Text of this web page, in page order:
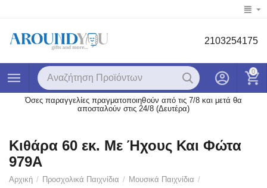
2103254175
0
Όσες παραγγελίες πραγματοποιηθούν από τις 7/8 και μετά θα
αποσταλούν στις 24/8 (Δευτέρα)
Κιθάρα 60 εκ. Με Ήχους Και Φώτα
979A
Αρχική / Προσχολικά Παιχνίδια / Μουσικά Παιχνίδια /